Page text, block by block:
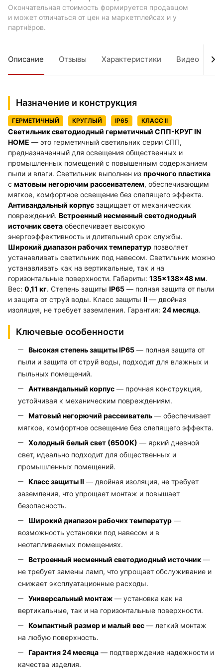
Окончательная стоимость формируется продавцом
и может отличаться от цен на маркетплейсах и у
партнёров.
Описание Отзывы Характеристики Видео
Назначение и конструкция
ГЕРМЕТИЧНЫЙ КРУГЛЫЙ IP65 КЛАСС II
Светильник светодиодный герметичный СПП-КРУГ IN
HOME — это герметичный светильник серии СПП,
предназначенный для освещения общественных и
промышленных помещений с повышенным содержанием
пыли и влаги. Светильник выполнен из прочного пластика
с матовым негорючим рассеивателем, обеспечивающим
мягкое, комфортное освещение без слепящего эффекта.
Антивандальный корпус защищает от механических
повреждений. Встроенный несменный светодиодный
источник света обеспечивает высокую
энергоэффективность и длительный срок службы.
Широкий диапазон рабочих температур позволяет
устанавливать светильник под навесом. Светильник можно
устанавливать как на вертикальные, так и на
горизонтальные поверхности. Габариты: 135×138×48 мм.
Вес: 0,11 кг. Степень защиты IP65 — полная защита от пыли
и защита от струй воды. Класс защиты II — двойная
изоляция, не требует заземления. Гарантия: 24 месяца.
Ключевые особенности
Высокая степень защиты IP65 — полная защита от
пыли и защита от струй воды, подходит для влажных и
пыльных помещений.
Антивандальный корпус — прочная конструкция,
устойчивая к механическим повреждениям.
Матовый негорючий рассеиватель — обеспечивает
мягкое, комфортное освещение без слепящего эффекта.
Холодный белый свет (6500К) — яркий дневной
свет, идеально подходит для общественных и
промышленных помещений.
Класс защиты II — двойная изоляция, не требует
заземления, что упрощает монтаж и повышает
безопасность.
Широкий диапазон рабочих температур —
возможность установки под навесом и в
неотапливаемых помещениях.
Встроенный несменный светодиодный источник —
не требует замены ламп, что упрощает обслуживание и
снижает эксплуатационные расходы.
Универсальный монтаж — установка как на
вертикальные, так и на горизонтальные поверхности.
Компактный размер и малый вес — легкий монтаж
на любую поверхность.
Гарантия 24 месяца — подтверждение надежности и
качества изделия.